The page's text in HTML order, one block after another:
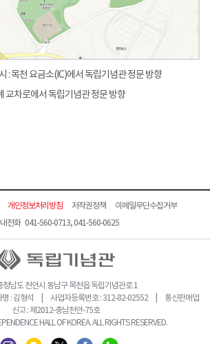
: 목천 요금소(IC)에서 독립기념관 정문 방향
교차로에서 독립기념관 정문 방향
개인정보처리방침 저작권정책
이메일무단수집거부
전화 041-560-0713, 041-560-0625
청남도 천안시 동남구 목천읍 독립기념관로 1
: 김형석 | 사업자등록번호 : 312-82-02552 | 통신판매업
신고 : 제2012-충남천안-75호
HALL OF KOREA. ALL RIGHTS RESERVED.